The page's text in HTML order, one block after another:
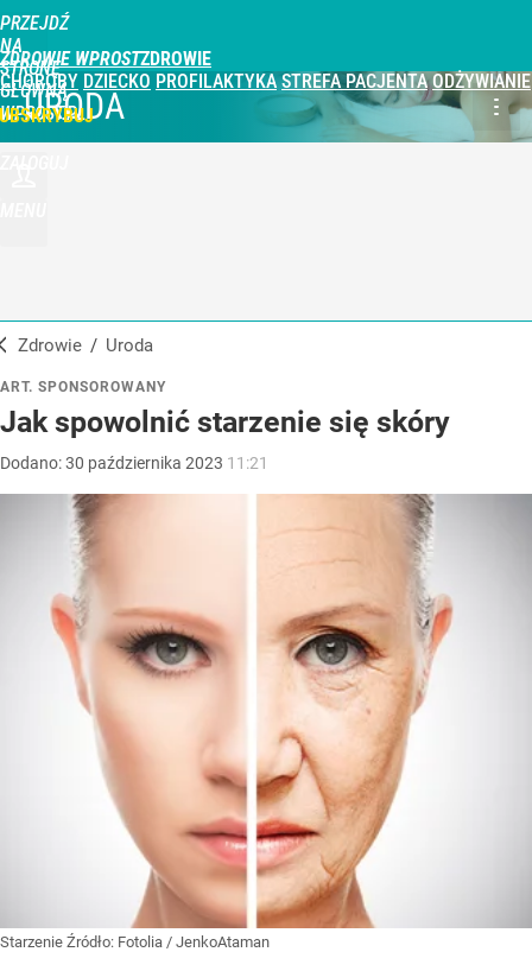
PRZEJDŹ
NA
STRONĘ
GŁÓWNĄ
WPROST.PL
ZDROWIE WPROST
CHOROBY DZIECKO PROFILAKTYKA STREFA PACJENTA ODŻYWIANIE
URODA
Zdrowie / Uroda
ART. SPONSOROWANY
Jak spowolnić starzenie się skóry
Dodano:30 października 2023 11:21
Starzenie Źródło: Fotolia / JenkoAtaman